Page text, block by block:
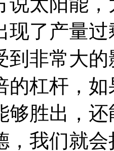
现了产量
到非常大
的杠杆，
够胜出，
，我们就